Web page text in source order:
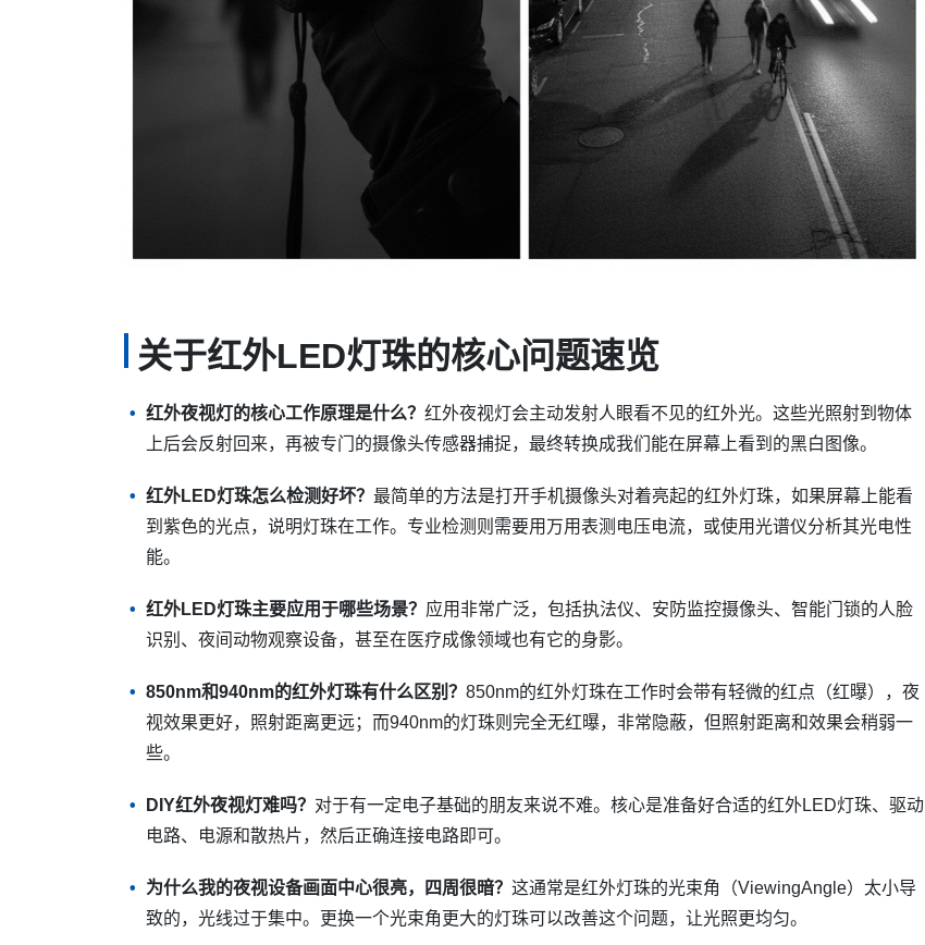
关于红外LED灯珠的核心问题速览
红外夜视灯的核心工作原理是什么？ 红外夜视灯会主动发射人眼看不见的红外光。这些光照射到物体
上后会反射回来，再被专门的摄像头传感器捕捉，最终转换成我们能在屏幕上看到的黑白图像。
红外LED灯珠怎么检测好坏？ 最简单的方法是打开手机摄像头对着亮起的红外灯珠，如果屏幕上能看
到紫色的光点，说明灯珠在工作。专业检测则需要用万用表测电压电流，或使用光谱仪分析其光电性
能。
红外LED灯珠主要应用于哪些场景？ 应用非常广泛，包括执法仪、安防监控摄像头、智能门锁的人脸
识别、夜间动物观察设备，甚至在医疗成像领域也有它的身影。
850nm和940nm的红外灯珠有什么区别？ 850nm的红外灯珠在工作时会带有轻微的红点（红曝），夜
视效果更好，照射距离更远；而940nm的灯珠则完全无红曝，非常隐蔽，但照射距离和效果会稍弱一
些。
DIY红外夜视灯难吗？ 对于有一定电子基础的朋友来说不难。核心是准备好合适的红外LED灯珠、驱动
电路、电源和散热片，然后正确连接电路即可。
为什么我的夜视设备画面中心很亮，四周很暗？ 这通常是红外灯珠的光束角（ViewingAngle）太小导
致的，光线过于集中。更换一个光束角更大的灯珠可以改善这个问题，让光照更均匀。